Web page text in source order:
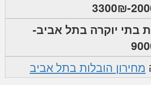
בתי יוקרה בתל אביב-
מחירון הובלות בתל אביב